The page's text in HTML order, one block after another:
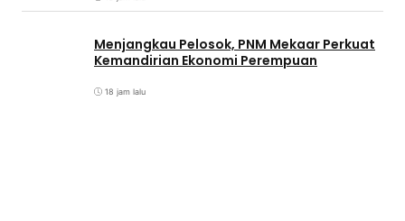
Menjangkau Pelosok, PNM Mekaar Perkuat
Kemandirian Ekonomi Perempuan
18 jam lalu